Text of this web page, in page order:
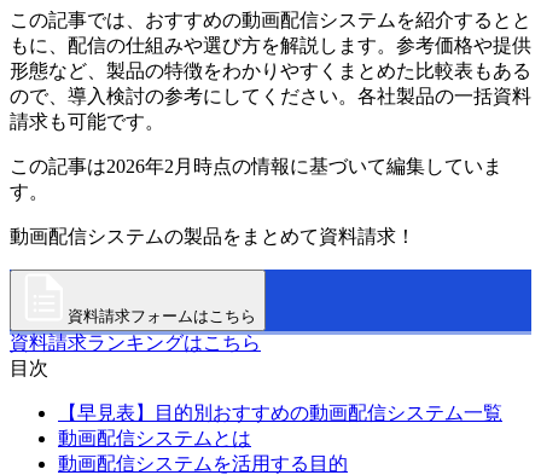
この記事では、おすすめの動画配信システムを紹介するとと
もに、配信の仕組みや選び方を解説します。参考価格や提供
形態など、製品の特徴をわかりやすくまとめた比較表もある
ので、導入検討の参考にしてください。各社製品の一括資料
請求も可能です。
この記事は2026年2月時点の情報に基づいて編集していま
す。
動画配信システムの製品をまとめて資料請求！
資料請求フォームはこちら
資料請求ランキングはこちら
目次
【早見表】目的別おすすめの動画配信システム一覧
動画配信システムとは
動画配信システムを活用する目的